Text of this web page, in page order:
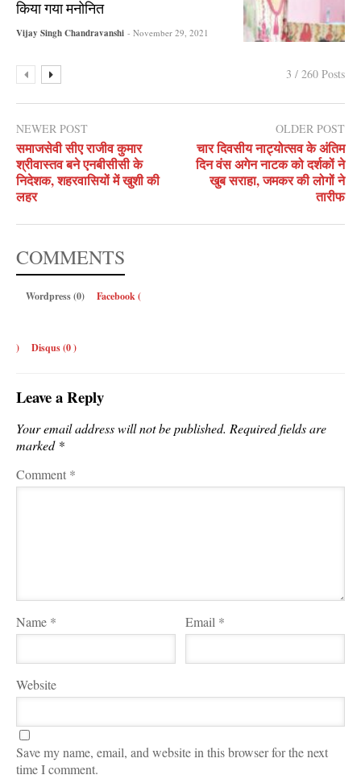
किया गया मनोनित
Vijay Singh Chandravanshi - November 29, 2021
3 / 260 Posts
NEWER POST
समाजसेवी सीए राजीव कुमार
श्रीवास्तव बने एनबीसीसी के
निदेशक, शहरवासियों में खुशी की
लहर
OLDER POST
चार दिवसीय नाट्योत्सव के अंतिम
दिन वंस अगेन नाटक को दर्शकों ने
खुब सराहा, जमकर की लोगों ने
तारीफ
COMMENTS
Wordpress (0) Facebook (
) Disqus (0)
Leave a Reply
Your email address will not be published. Required fields are
marked *
Comment *
Name * Email *
Website
Save my name, email, and website in this browser for the next
time I comment.